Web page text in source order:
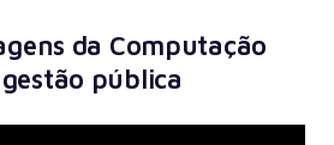
da Computação
pública